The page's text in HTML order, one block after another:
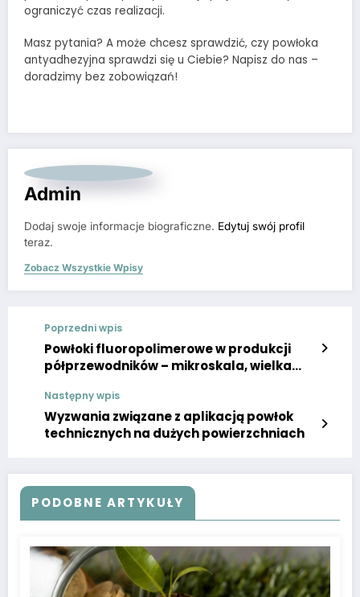
ograniczyć czas realizacji.
Masz pytania? A może chcesz sprawdzić, czy powłoka
antyadhezyjna sprawdzi się u Ciebie? Napisz do nas –
doradzimy bez zobowiązań!
Admin
Dodaj swoje informacje biograficzne. Edytuj swój profil
teraz.
Zobacz Wszystkie Wpisy
Poprzedni wpis
Powłoki fluoropolimerowe w produkcji
półprzewodników – mikroskala, wielka
Następny wpis
Wyzwania związane z aplikacją powłok
technicznych na dużych powierzchniach
PODOBNE ARTYKUŁY